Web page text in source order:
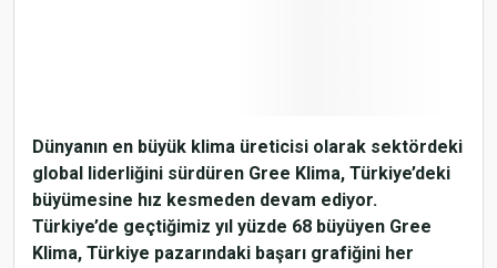
Dünyanın en büyük klima üreticisi olarak sektördeki
global liderliğini sürdüren Gree Klima, Türkiye’deki
büyümesine hız kesmeden devam ediyor.
Türkiye’de geçtiğimiz yıl yüzde 68 büyüyen Gree
Klima, Türkiye pazarındaki başarı grafiğini her